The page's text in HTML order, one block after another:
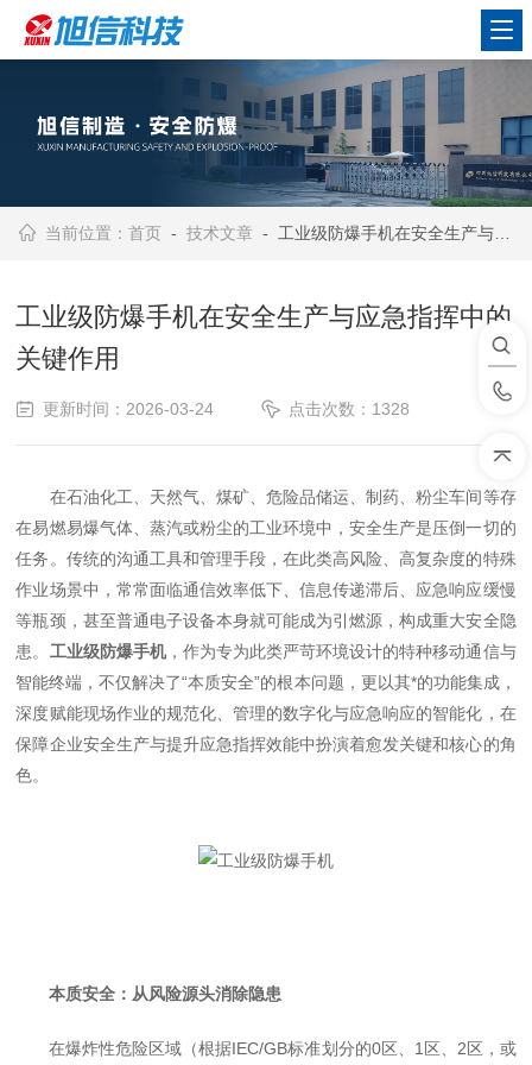
当前位置：首页 -技术文章 - 工业级防爆手机在安全生产与应急指挥中的关键作用
工业级防爆手机在安全生产与应急指挥中的
关键作用
更新时间：2026-03-24 点击次数：1328
在石油化工、天然气、煤矿、危险品储运、制药、粉尘车间等存
在易燃易爆气体、蒸汽或粉尘的工业环境中，安全生产是压倒一切的
任务。传统的沟通工具和管理手段，在此类高风险、高复杂度的特殊
作业场景中，常常面临通信效率低下、信息传递滞后、应急响应缓慢
等瓶颈，甚至普通电子设备本身就可能成为引燃源，构成重大安全隐
患。 工业级防爆手机，作为专为此类严苛环境设计的特种移动通信与
智能终端，不仅解决了“本质安全”的根本问题，更以其*的功能集成，
深度赋能现场作业的规范化、管理的数字化与应急响应的智能化，在
保障企业安全生产与提升应急指挥效能中扮演着愈发关键和核心的角
色。
本质安全：从风险源头消除隐患
在爆炸性危险区域（根据IEC/GB标准划分的0区、1区、2区，或